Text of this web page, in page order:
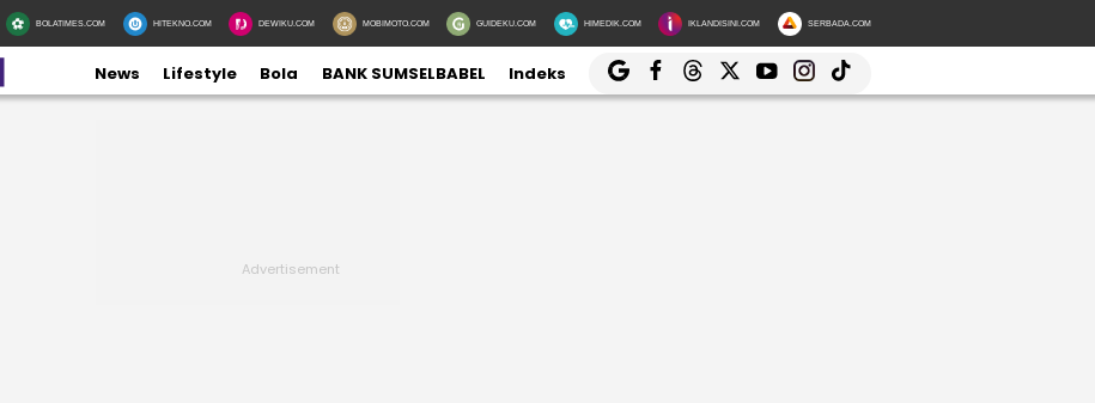
BOLATIMES.COM HITEKNO.COM DEWIKU.COM MOBIMOTO.COM GUIDEKU.COM HIMEDIK.COM IKLANDISINI.COM SERBADA.COM
News Lifestyle Bola BANK SUMSELBABEL Indeks